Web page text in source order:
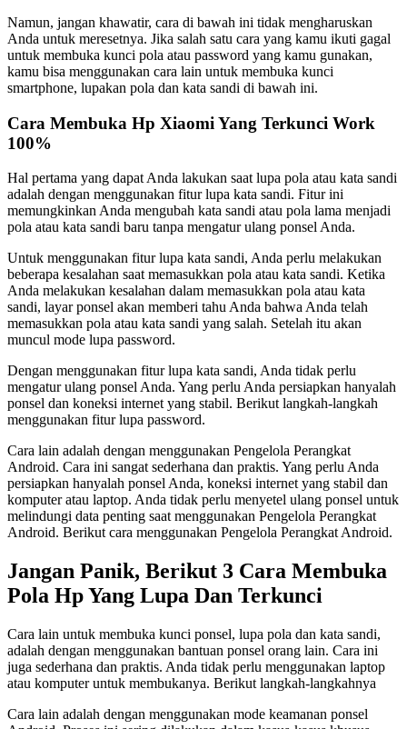
Namun, jangan khawatir, cara di bawah ini tidak mengharuskan
Anda untuk meresetnya. Jika salah satu cara yang kamu ikuti gagal
untuk membuka kunci pola atau password yang kamu gunakan,
kamu bisa menggunakan cara lain untuk membuka kunci
smartphone, lupakan pola dan kata sandi di bawah ini.
Cara Membuka Hp Xiaomi Yang Terkunci Work
100%
Hal pertama yang dapat Anda lakukan saat lupa pola atau kata sandi
adalah dengan menggunakan fitur lupa kata sandi. Fitur ini
memungkinkan Anda mengubah kata sandi atau pola lama menjadi
pola atau kata sandi baru tanpa mengatur ulang ponsel Anda.
Untuk menggunakan fitur lupa kata sandi, Anda perlu melakukan
beberapa kesalahan saat memasukkan pola atau kata sandi. Ketika
Anda melakukan kesalahan dalam memasukkan pola atau kata
sandi, layar ponsel akan memberi tahu Anda bahwa Anda telah
memasukkan pola atau kata sandi yang salah. Setelah itu akan
muncul mode lupa password.
Dengan menggunakan fitur lupa kata sandi, Anda tidak perlu
mengatur ulang ponsel Anda. Yang perlu Anda persiapkan hanyalah
ponsel dan koneksi internet yang stabil. Berikut langkah-langkah
menggunakan fitur lupa password.
Cara lain adalah dengan menggunakan Pengelola Perangkat
Android. Cara ini sangat sederhana dan praktis. Yang perlu Anda
persiapkan hanyalah ponsel Anda, koneksi internet yang stabil dan
komputer atau laptop. Anda tidak perlu menyetel ulang ponsel untuk
melindungi data penting saat menggunakan Pengelola Perangkat
Android. Berikut cara menggunakan Pengelola Perangkat Android.
Jangan Panik, Berikut 3 Cara Membuka
Pola Hp Yang Lupa Dan Terkunci
Cara lain untuk membuka kunci ponsel, lupa pola dan kata sandi,
adalah dengan menggunakan bantuan ponsel orang lain. Cara ini
juga sederhana dan praktis. Anda tidak perlu menggunakan laptop
atau komputer untuk membukanya. Berikut langkah-langkahnya
Cara lain adalah dengan menggunakan mode keamanan ponsel